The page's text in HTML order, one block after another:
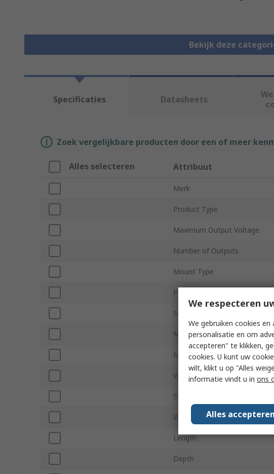
Bekijk deze
Specificaties Datasheets
Zoek vergelijkbare producten door een of meer
Alles selecteren Attribuut
Merk
Product Type
Maximum Output Voltage
Number of Outputs
Mount Type
Power
SMPS Output Current
Minimum Operating
Maximum Operating
Weight
Standards/Approvals
Width
Length
Depth
We respecteren
We gebruiken cookies
personalisatie en om
accepteren" te klikken,
cookies. U kunt uw
wilt, klikt u op "Alles
informatie vindt u in ons
Alles accepteren